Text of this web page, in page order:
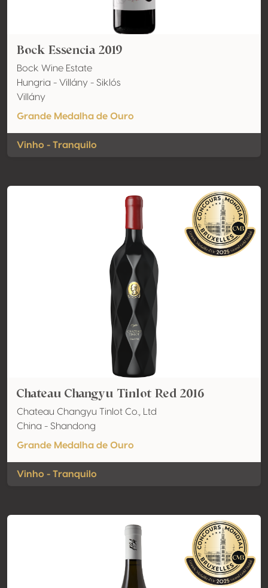
Bock Essencia 2019
Bock Wine Estate
Hungria - Villány - Siklós
Villány
Grande Medalha de Ouro
Vinho - Tranquilo
Chateau Changyu Tinlot Red 2016
Chateau Changyu Tinlot Co., Ltd
China - Shandong
Grande Medalha de Ouro
Vinho - Tranquilo